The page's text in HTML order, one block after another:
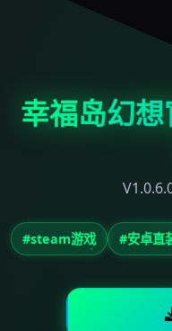
幸福岛幻
#steam游戏 #安卓直